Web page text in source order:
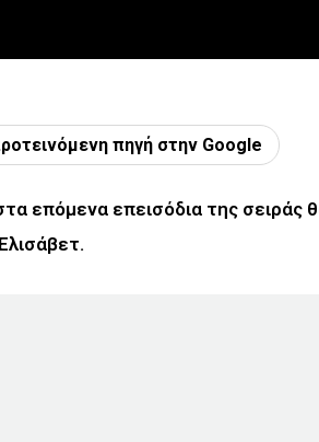
πηγή στην Google
επόμενα επεισόδια της σειράς